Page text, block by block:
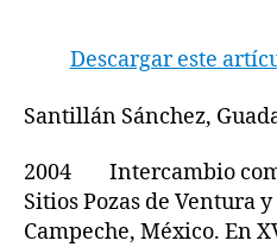
Descargar este
Santillán Sánchez,
2004 Intercambio
Sitios Pozas de Ventura
Campeche, México. En